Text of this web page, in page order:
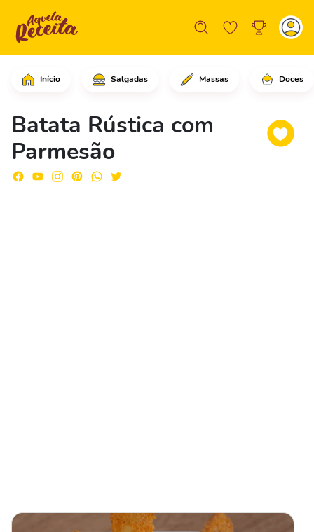
Início Salgadas Massas Doces
Batata Rústica com
Parmesão
Corte as batatas ao meio e depois